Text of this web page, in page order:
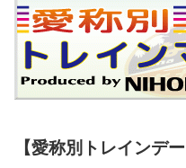
【愛称別トレインデ